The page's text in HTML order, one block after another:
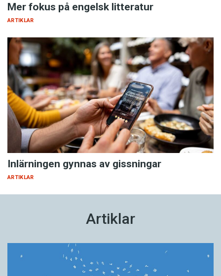
Mer fokus på engelsk litteratur
ARTIKLAR
Inlärningen gynnas av gissningar
ARTIKLAR
Artiklar